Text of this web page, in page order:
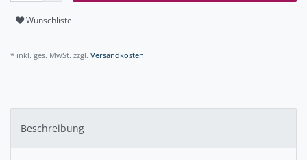
Wunschliste
* inkl. ges. MwSt. zzgl. Versandkosten
Beschreibung